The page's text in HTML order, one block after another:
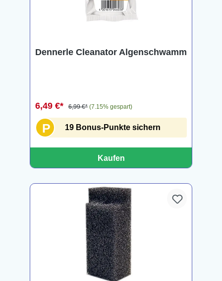
Dennerle Cleanator Algenschwamm
6,49 €* 6,99 €* (7.15% gespart)
P 19 Bonus-Punkte sichern
Kaufen